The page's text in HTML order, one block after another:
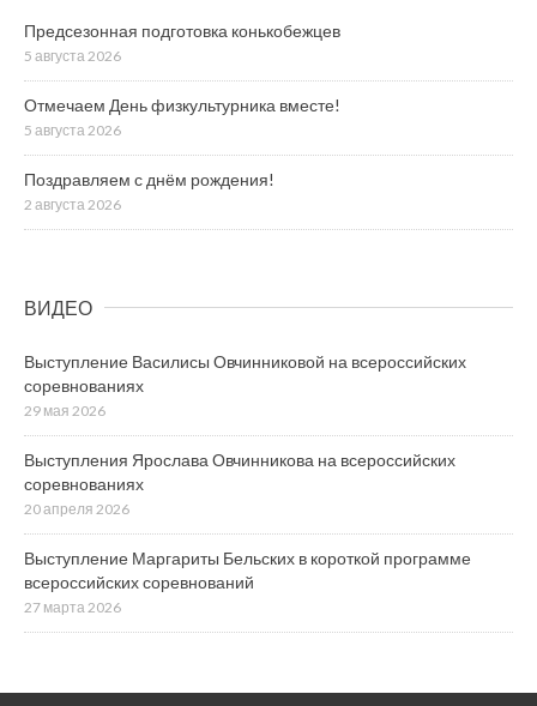
Предсезонная подготовка конькобежцев
5 августа 2026
Отмечаем День физкультурника вместе!
5 августа 2026
Поздравляем с днём рождения!
2 августа 2026
ВИДЕО
Выступление Василисы Овчинниковой на всероссийских
соревнованиях
29 мая 2026
Выступления Ярослава Овчинникова на всероссийских
соревнованиях
20 апреля 2026
Выступление Маргариты Бельских в короткой программе
всероссийских соревнований
27 марта 2026